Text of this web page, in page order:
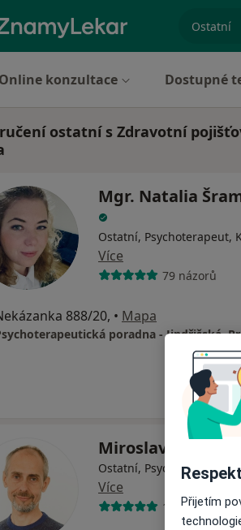
Online konzultace Dostupné
ostatní s Zdravotní
Mgr. Natalia
Ostatní, Psychoterapeut,
Více
79 názorů
888/20, • Mapa
poradna - Jindřišská,
Miroslav Polívka
Ostatní, Psychoterapeut,
Více
13 názorů
Přijetím